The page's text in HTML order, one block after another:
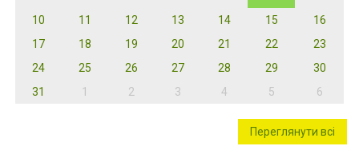
10
11 12 13 14 15
16
17
18 19 20 21 22
23
24
25 26 27 28 29
30
31
1 2 3 4 5 6
Переглянути всі